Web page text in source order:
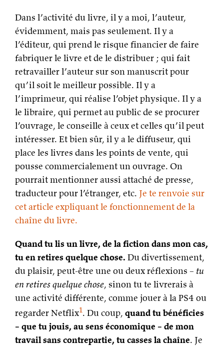
Dans l’activité du livre, il y a moi, l’auteur,
évidemment, mais pas seulement. Il y a
l’éditeur, qui prend le risque financier de faire
fabriquer le livre et de le distribuer ; qui fait
retravailler l’auteur sur son manuscrit pour
qu’il soit le meilleur possible. Il y a
l’imprimeur, qui réalise l’objet physique. Il y a
le libraire, qui permet au public de se procurer
l’ouvrage, le conseille à ceux et celles qu’il peut
intéresser. Et bien sûr, il y a le diffuseur, qui
place les livres dans les points de vente, qui
pousse commercialement un ouvrage. On
pourrait mentionner aussi attaché de presse,
traducteur pour l’étranger, etc. Je te renvoie sur
cet article expliquant le fonctionnement de la
chaîne du livre.
Quand tu lis un livre, de la fiction dans mon cas,
tu en retires quelque chose. Du divertissement,
du plaisir, peut-être une ou deux réflexions – tu
en retires quelque chose, sinon tu te livrerais à
une activité différente, comme jouer à la PS4 ou
regarder Netflix1. Du coup, quand tu bénéficies
– que tu jouis, au sens économique – de mon
travail sans contrepartie, tu casses la chaîne. Je